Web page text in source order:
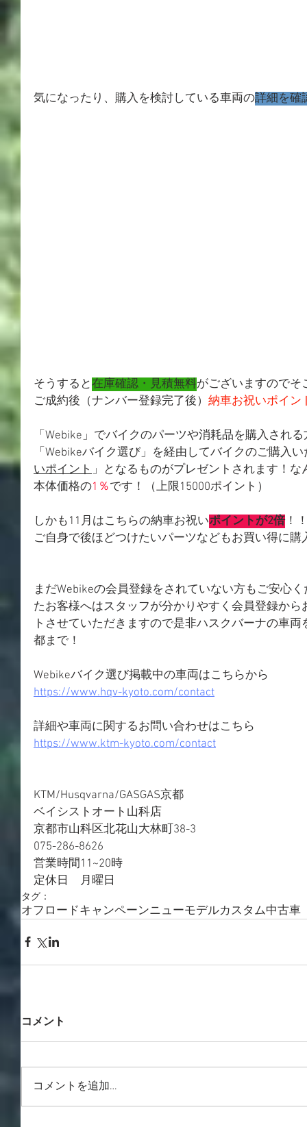
気になったり、購入を検討している車両の詳細を確
そうすると在庫確認・見積無料がございますのでそ
ご成約後（ナンバー登録完了後） 納車お祝いポイン
「Webike」でバイクのパーツや消耗品を購入され
「Webikeバイク選び」を経由してバイクのご購入
いポイント 」となるものがプレゼントされます！
本体価格の1％です！（上限15000ポイント）
しかも11月はこちらの納車お祝いポイントが2倍！
ご自身で後ほどつけたいパーツなどもお買い得に
まだWebikeの会員登録をされていない方もご安心
たお客様へはスタッフが分かりやすく会員登録か
トさせていただきますので是非ハスクバーナの車
都まで！
Webikeバイク選び掲載中の車両はこちらから
https://www.hqv-kyoto.com/contact
詳細や車両に関するお問い合わせはこちら
https://www.ktm-kyoto.com/contact
KTM/Husqvarna/GASGAS京都
ベイシストオート山科店
京都市山科区北花山大林町38-3
075-286-8626
営業時間11~20時
定休日　月曜日
タグ：
オフロードキャンペーンニューモデルカスタム中古車
コメント
コメントを追加…